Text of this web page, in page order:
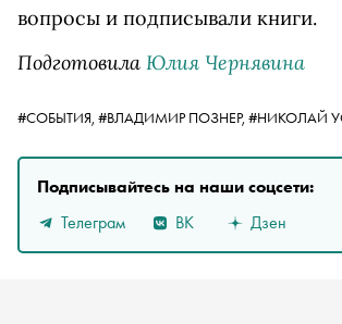
вопросы и подписывали книги.
Подготовила Юлия Чернявина
#СОБЫТИЯ, #ВЛАДИМИР ПОЗНЕР, #НИКОЛАЙ
Подписывайтесь на наши соцсети:
Телеграм
ВК Дзен